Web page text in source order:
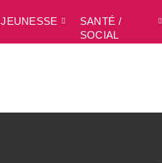
JEUNESSE
SANTÉ /
SOCIAL